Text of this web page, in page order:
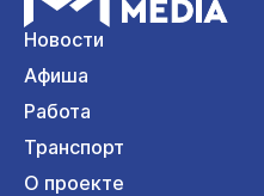
Новости
Афиша
Работа
Транспорт
О проекте